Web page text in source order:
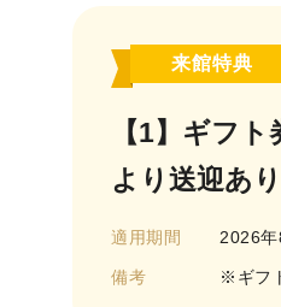
来館特典
【1】ギフ
より送迎あり
適用期間 2026年
備考 ※ギフ